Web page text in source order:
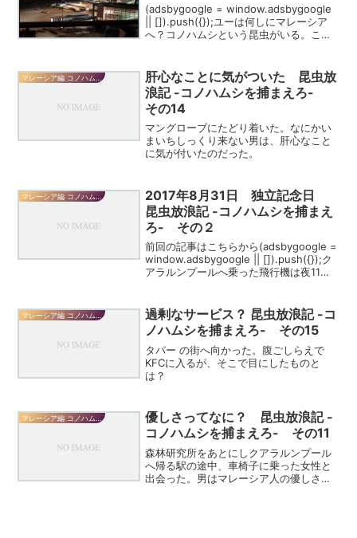
(adsbygoogle = window.adsbygoogle
|| []).push({});ユーは何しにマレーシア
へ？コノハムシという昆虫がいる。この
いた。両親...
肝心なことに気がついた 昆虫放
浪記 -コノハムシを捕まえろ-
その14
マングローブにたどり着いた。なにかい
まいちしっくり来ない男は、肝心なこと
に気が付いたのだった。
2017年8月31日 独立記念日
昆虫放浪記 -コノハムシを捕まえ
ろ- その２
前回の記事はこちらから(adsbygoogle =
window.adsbygoogle || []).push({});ク
アラルンプールへ乗った飛行機は夜11時
6...
過剰なサービス？ 昆虫放浪記 -コ
ノハムシを捕まえろ- その15
タパー の街へ向かった。腹ごしらえで
KFCに入るが、そこで目にしたものと
は？
マレーシア編 コノハムシを捕まえろ
優しさってなに？ 昆虫放浪記 -
コノハムシを捕まえろ- その11
森林研究所をあとにしクアラルンプール
へ帰る駅の途中、車椅子に乗った女性と
出会った。男はマレーシア人の優しさを